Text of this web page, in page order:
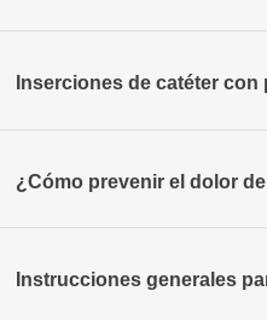
Inserciones de catéter con
¿Cómo prevenir el dolor
Instrucciones generales